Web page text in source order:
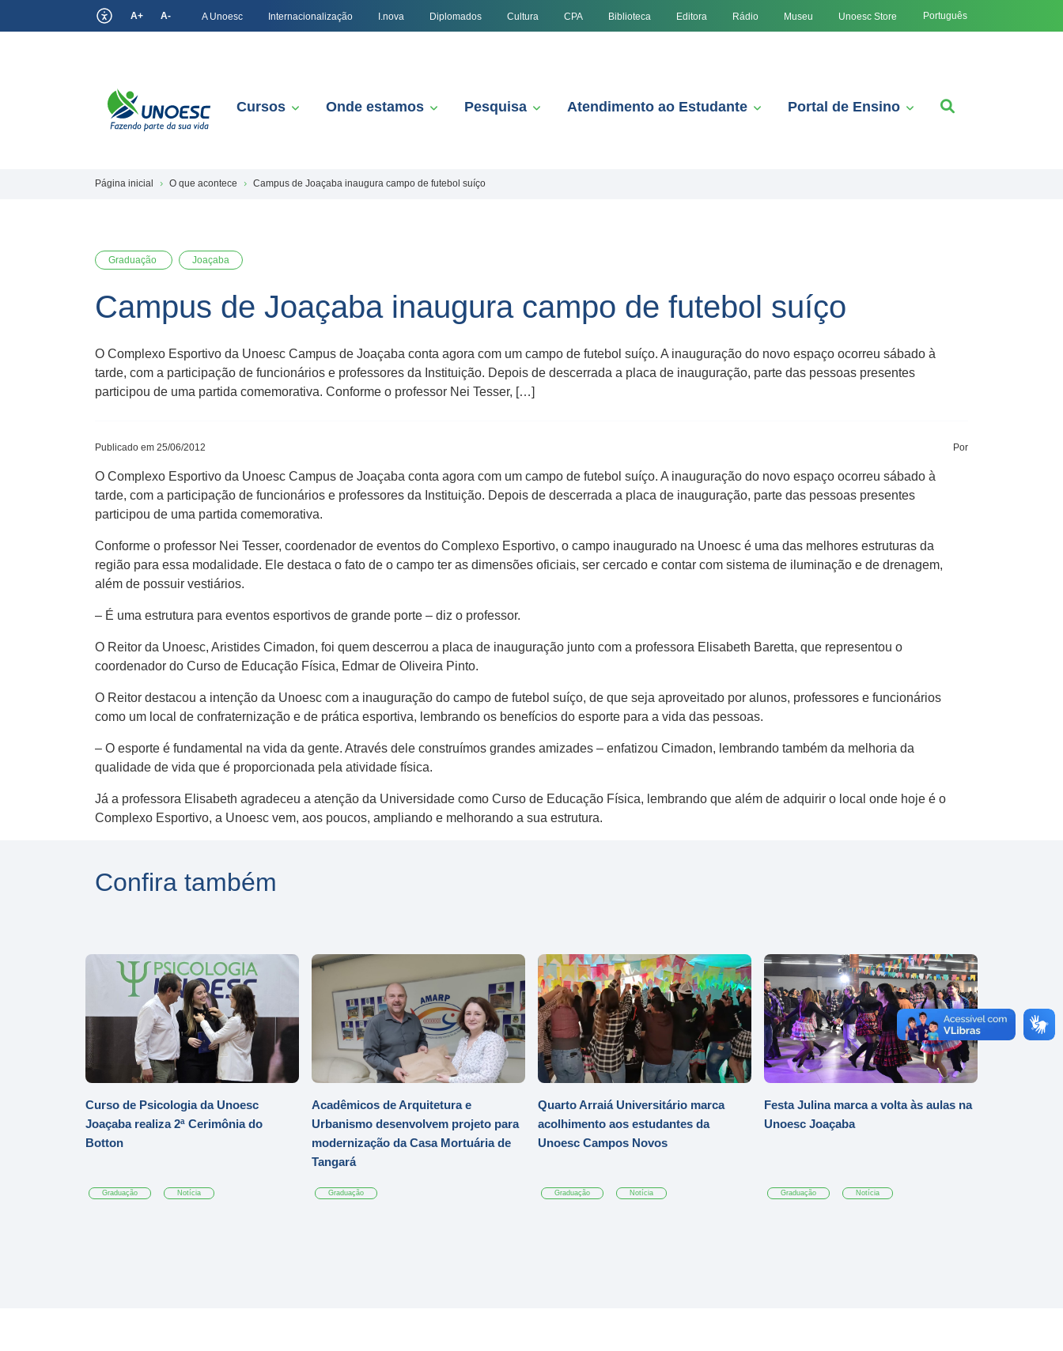
A+ A- A Unoesc Internacionalização I.nova Diplomados Cultura CPA Biblioteca Editora Rádio Museu Unoesc Store Português
Cursos Onde estamos Pesquisa Atendimento ao Estudante Portal de Ensino
Página inicial O que acontece Campus de Joaçaba inaugura campo de futebol suíço
Graduação Joaçaba
Campus de Joaçaba inaugura campo de futebol suíço
O Complexo Esportivo da Unoesc Campus de Joaçaba conta agora com um campo de futebol suíço. A inauguração do novo espaço ocorreu sábado à
tarde, com a participação de funcionários e professores da Instituição. Depois de descerrada a placa de inauguração, parte das pessoas presentes
participou de uma partida comemorativa. Conforme o professor Nei Tesser, […]
Publicado em 25/06/2012 Por
O Complexo Esportivo da Unoesc Campus de Joaçaba conta agora com um campo de futebol suíço. A inauguração do novo espaço ocorreu sábado à
tarde, com a participação de funcionários e professores da Instituição. Depois de descerrada a placa de inauguração, parte das pessoas presentes
participou de uma partida comemorativa.
Conforme o professor Nei Tesser, coordenador de eventos do Complexo Esportivo, o campo inaugurado na Unoesc é uma das melhores estruturas da
região para essa modalidade. Ele destaca o fato de o campo ter as dimensões oficiais, ser cercado e contar com sistema de iluminação e de drenagem,
além de possuir vestiários.
– É uma estrutura para eventos esportivos de grande porte – diz o professor.
O Reitor da Unoesc, Aristides Cimadon, foi quem descerrou a placa de inauguração junto com a professora Elisabeth Baretta, que representou o
coordenador do Curso de Educação Física, Edmar de Oliveira Pinto.
O Reitor destacou a intenção da Unoesc com a inauguração do campo de futebol suíço, de que seja aproveitado por alunos, professores e funcionários
como um local de confraternização e de prática esportiva, lembrando os benefícios do esporte para a vida das pessoas.
– O esporte é fundamental na vida da gente. Através dele construímos grandes amizades – enfatizou Cimadon, lembrando também da melhoria da
qualidade de vida que é proporcionada pela atividade física.
Já a professora Elisabeth agradeceu a atenção da Universidade como Curso de Educação Física, lembrando que além de adquirir o local onde hoje é o
Complexo Esportivo, a Unoesc vem, aos poucos, ampliando e melhorando a sua estrutura.
Confira também
Curso de Psicologia da Unoesc
Joaçaba realiza 2ª Cerimônia do
Botton
Graduação Notícia
Acadêmicos de Arquitetura e
Urbanismo desenvolvem projeto para
modernização da Casa Mortuária de
Tangará
Graduação
Quarto Arraiá Universitário marca
acolhimento aos estudantes da
Unoesc Campos Novos
Graduação Notícia
Festa Julina marca a volta às aulas na
Unoesc Joaçaba
Graduação Notícia